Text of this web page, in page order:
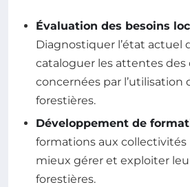
Évaluation des besoins
Diagnostiquer l’état actuel
cataloguer les attentes
concernées par l’utilisation
forestières.
Développement de
formations aux collectivités
mieux gérer et exploiter
forestières.